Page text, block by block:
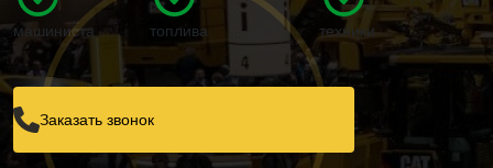
машиниста топлива техники
Заказать звонок